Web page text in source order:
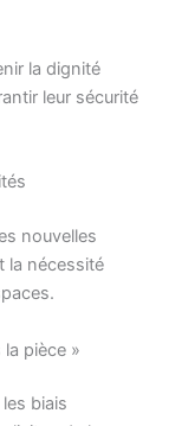
la dignité
leur sécurité
nouvelles
la nécessité
pièce »
biais